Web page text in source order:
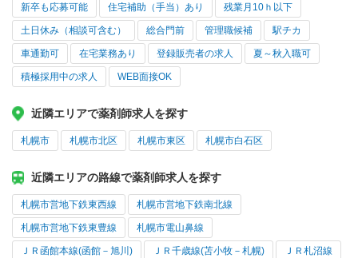
新卒も応募可能 住宅補助（手当）あり 残業月10ｈ以下
土日休み（相談可含む） 総合門前 管理職候補 駅チカ
車通勤可 在宅業務あり 登録販売者の求人 夏～秋入職可
積極採用中の求人 WEB面接OK
近隣エリアで薬剤師求人を探す
札幌市 札幌市北区 札幌市東区 札幌市白石区
近隣エリアの路線で薬剤師求人を探す
札幌市営地下鉄東西線 札幌市営地下鉄南北線
札幌市営地下鉄東豊線 札幌市電山鼻線
ＪＲ函館本線(函館－旭川) ＪＲ千歳線(苫小牧－札幌) ＪＲ札沼線